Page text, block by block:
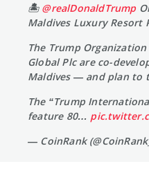
🏝️ @realDonaldTrump
Maldives Luxury Resort
The Trump
Global Plc are co-
Maldives — and plan to
The “Trump
feature 80…
— CoinRank